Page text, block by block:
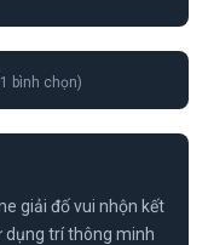
bình chọn)
giải đố vui nhộn kết
dụng trí thông minh